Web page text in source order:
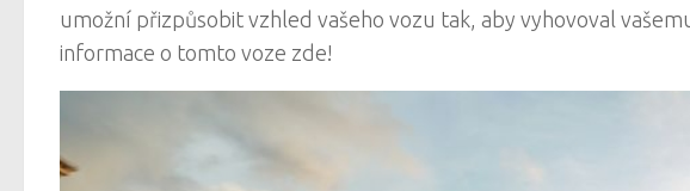
umožní přizpůsobit vzhled vašeho vozu tak, aby vyhovoval
informace o tomto voze zde!